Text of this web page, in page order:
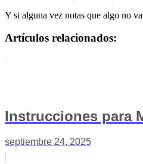
Y si alguna vez notas que algo no
Artículos relacionados:
Instrucciones para
septiembre 24, 2025